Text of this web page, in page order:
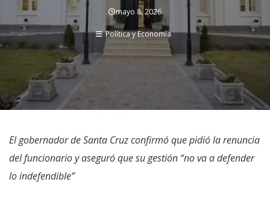
mayo 8, 2026
Política y Economía
El gobernador de Santa Cruz confirmó que pidió la renuncia
del funcionario y aseguró que su gestión “no va a defender
lo indefendible”